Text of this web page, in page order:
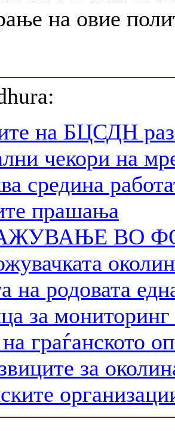
на овие
на БЦСДН
чекори на
средина
прашања
ВО
на родовата
за мониторинг
на граѓанското
за